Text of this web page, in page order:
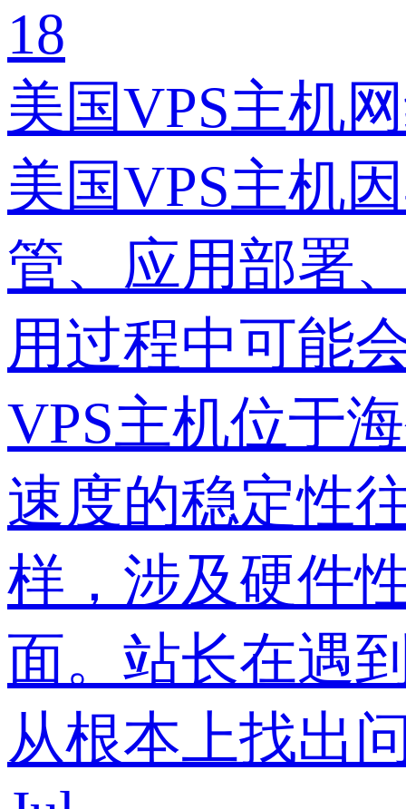
18
美国VPS主机
美国VPS主机
管、应用部署
用过程中可能
VPS主机位于
速度的稳定性
样，涉及硬件
面。站长在遇
从根本上找出